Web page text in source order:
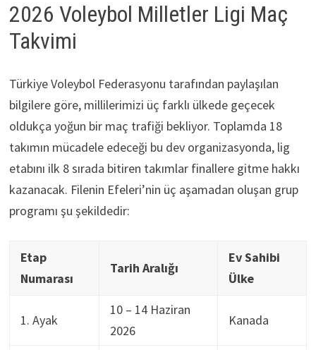
2026 Voleybol Milletler Ligi Maç
Takvimi
Türkiye Voleybol Federasyonu tarafından paylaşılan
bilgilere göre, millilerimizi üç farklı ülkede geçecek
oldukça yoğun bir maç trafiği bekliyor. Toplamda 18
takımın mücadele edeceği bu dev organizasyonda, lig
etabını ilk 8 sırada bitiren takımlar finallere gitme hakkı
kazanacak. Filenin Efeleri’nin üç aşamadan oluşan grup
programı şu şekildedir:
Etap
Numarası
Tarih Aralığı
Ev Sahibi
Ülke
1. Ayak
10 – 14 Haziran
2026
Kanada